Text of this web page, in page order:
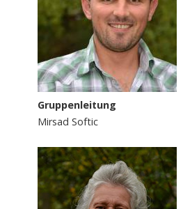
Gruppenleitung
Mirsad Softic